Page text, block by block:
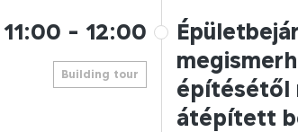
11:00 - 12:00
Building tour
építésétől
átépített